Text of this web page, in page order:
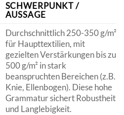
SCHWERPUNKT /
AUSSAGE
Durchschnittlich 250-350 g/m²
für Haupttextilien, mit
gezielten Verstärkungen bis zu
500 g/m² in stark
beanspruchten Bereichen (z.B.
Knie, Ellenbogen). Diese hohe
Grammatur sichert Robustheit
und Langlebigkeit.